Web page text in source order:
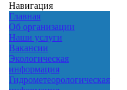
Навигация
Главная
Об организации
Наши услуги
Вакансии
Экологическая
информация
Гидрометеорологическая